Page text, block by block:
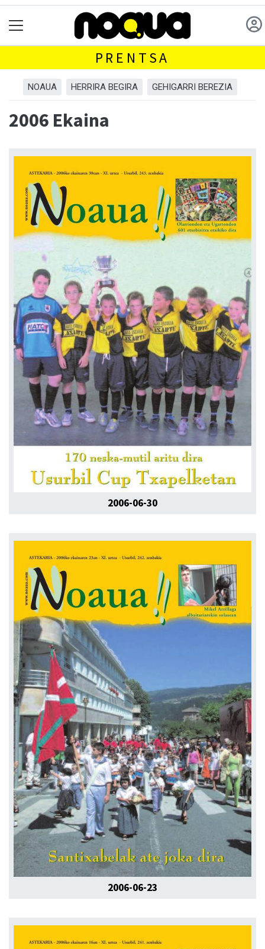
PRENTSA
NOAUA HERRIRA BEGIRA GEHIGARRI BEREZIA
2006 Ekaina
2006-06-30
2006-06-23